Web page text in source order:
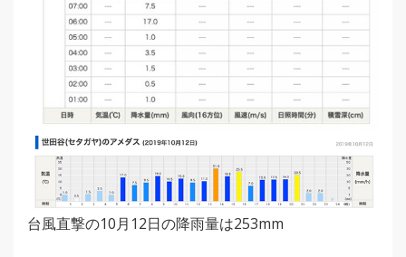
台風直撃の10月12日の降雨量は253mm